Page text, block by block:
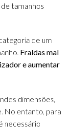
tamanhos
de um
Fraldas mal
e aumentar
dimensões,
No entanto, para
necessário